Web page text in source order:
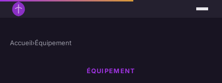
Accueil›Équipement
ÉQUIPEMENT